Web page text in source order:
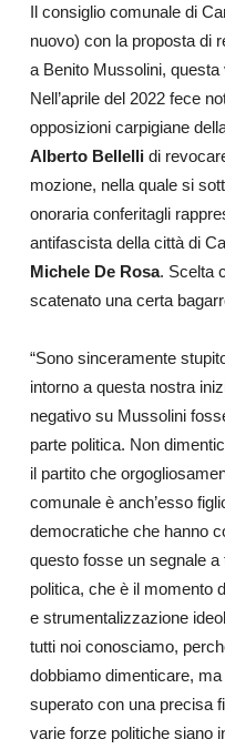
Il consiglio comunale di
nuovo) con la proposta di
a Benito Mussolini,
Nell’aprile del 2022 fece
opposizioni carpigiane
Alberto Bellelli di
mozione, nella quale si
onoraria conferitagli
antifascista della città di
Michele De Rosa. Scelta
scatenato una certa
“Sono sinceramente
intorno a questa nostra
negativo su Mussolini
parte politica. Non
il partito che
comunale è anch’esso
democratiche che hanno
questo fosse un segnale
politica, che è il momento
e strumentalizzazione
tutti noi conosciamo,
dobbiamo dimenticare,
superato con una precisa
varie forze politiche siano